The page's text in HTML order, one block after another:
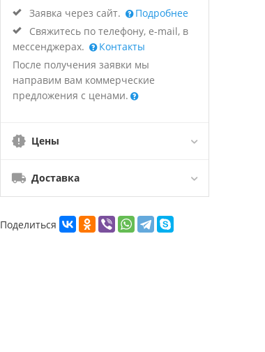
Заявка через сайт.
Подробнее
Свяжитесь по телефону, e-mail, в
мессенджерах.
Контакты
После получения заявки мы
направим вам коммерческие
предложения с ценами.
Цены
Доставка
Поделиться